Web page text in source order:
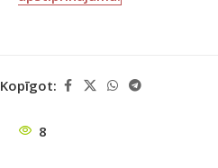
Kopīgot:
8